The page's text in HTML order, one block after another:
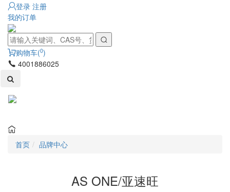
登录 注册
我的订单
购物车(0)
4001886025
首页 品牌中心
AS ONE/亚速旺